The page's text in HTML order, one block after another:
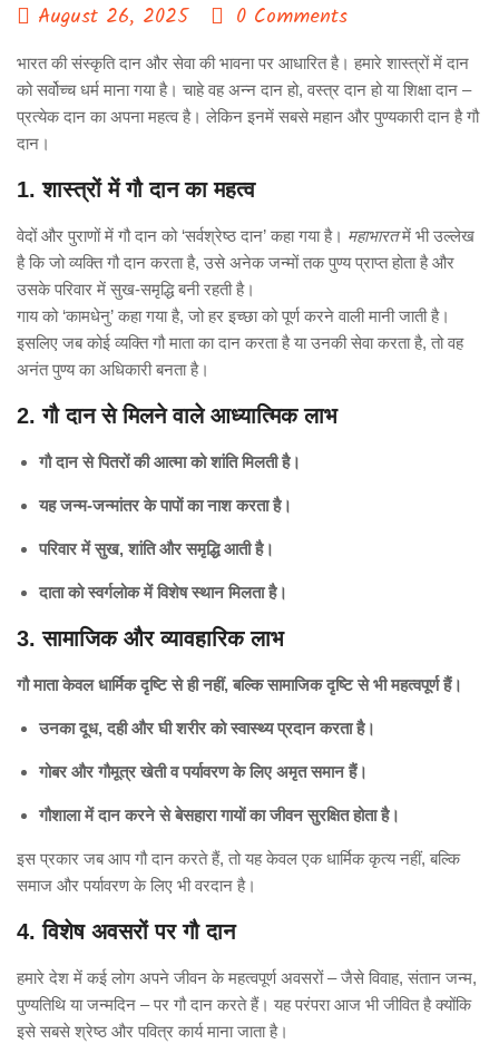
August 26, 2025 0 Comments
भारत की संस्कृति दान और सेवा की भावना पर आधारित है। हमारे शास्त्रों में दान
को सर्वोच्च धर्म माना गया है। चाहे वह अन्न दान हो, वस्त्र दान हो या शिक्षा दान –
प्रत्येक दान का अपना महत्व है। लेकिन इनमें सबसे महान और पुण्यकारी दान है गौ
दान।
1. शास्त्रों में गौ दान का महत्व
वेदों और पुराणों में गौ दान को ‘सर्वश्रेष्ठ दान’ कहा गया है। महाभारतमें भी उल्लेख
है कि जो व्यक्ति गौ दान करता है, उसे अनेक जन्मों तक पुण्य प्राप्त होता है और
उसके परिवार में सुख-समृद्धि बनी रहती है।
गाय को ‘कामधेनु’ कहा गया है, जो हर इच्छा को पूर्ण करने वाली मानी जाती है।
इसलिए जब कोई व्यक्ति गौ माता का दान करता है या उनकी सेवा करता है, तो वह
अनंत पुण्य का अधिकारी बनता है।
2. गौ दान से मिलने वाले आध्यात्मिक लाभ
गौ दान से पितरों की आत्मा को शांति मिलती है।
यह जन्म-जन्मांतर के पापों का नाश करता है।
परिवार में सुख, शांति और समृद्धि आती है।
दाता को स्वर्गलोक में विशेष स्थान मिलता है।
3. सामाजिक और व्यावहारिक लाभ
गौ माता केवल धार्मिक दृष्टि से ही नहीं, बल्कि सामाजिक दृष्टि से भी महत्वपूर्ण हैं।
उनका दूध, दही और घी शरीर को स्वास्थ्य प्रदान करता है।
गोबर और गौमूत्र खेती व पर्यावरण के लिए अमृत समान हैं।
गौशाला में दान करने से बेसहारा गायों का जीवन सुरक्षित होता है।
इस प्रकार जब आप गौ दान करते हैं, तो यह केवल एक धार्मिक कृत्य नहीं, बल्कि
समाज और पर्यावरण के लिए भी वरदान है।
4. विशेष अवसरों पर गौ दान
हमारे देश में कई लोग अपने जीवन के महत्वपूर्ण अवसरों – जैसे विवाह, संतान जन्म,
पुण्यतिथि या जन्मदिन – पर गौ दान करते हैं। यह परंपरा आज भी जीवित है क्योंकि
इसे सबसे श्रेष्ठ और पवित्र कार्य माना जाता है।